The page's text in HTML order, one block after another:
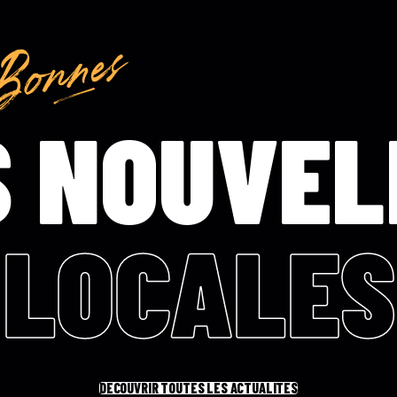
LOCALES
DÉCOUVRIR TOUTES LES ACTUALITÉS